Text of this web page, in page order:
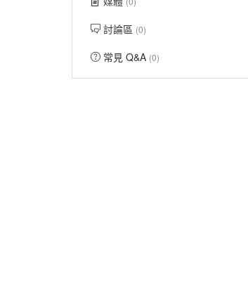
討論區 (0)
常見 Q&A (0)